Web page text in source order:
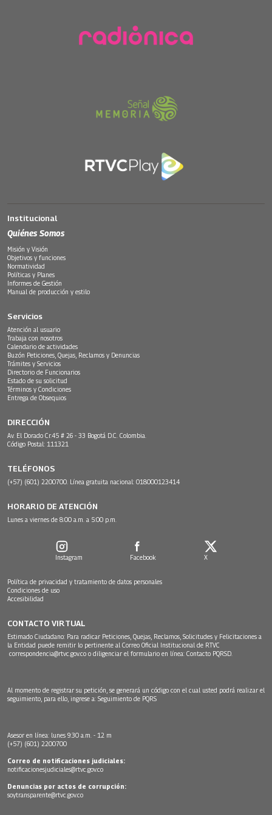
Institucional
Quiénes Somos
Misión y Visión
Objetivos y funciones
Normatividad
Políticas y Planes
Informes de Gestión
Manual de producción y estilo
Servicios
Atención al usuario
Trabaja con nosotros
Calendario de actividades
Buzón Peticiones, Quejas, Reclamos y Denuncias
Trámites y Servicios
Directorio de Funcionarios
Estado de su solicitud
Términos y Condiciones
Entrega de Obsequios
DIRECCIÓN
Av. El Dorado Cr.45 # 26 - 33 Bogotá D.C. Colombia.
Código Postal: 111321
TELÉFONOS
(+57) (601) 2200700. Línea gratuita nacional: 018000123414
HORARIO DE ATENCIÓN
Lunes a viernes de 8:00 a.m. a 5:00 p.m.
Instagram Facebook X
Política de privacidad y tratamiento de datos personales
Condiciones de uso
Accesibilidad
CONTACTO VIRTUAL
Estimado Ciudadano: Para radicar Peticiones, Quejas, Reclamos, Solicitudes y Felicitaciones a
la Entidad puede remitir lo pertinente al Correo Oficial Institucional de RTVC
correspondencia@rtvc.gov.co o diligenciar el formulario en línea: Contacto PQRSD.
Al momento de registrar su petición, se generará un código con el cual usted podrá realizar el
seguimiento, para ello, ingrese a: Seguimiento de PQRS
Asesor en línea: lunes 9:30 a.m. - 12 m
(+57) (601) 2200700
Correo de notificaciones judiciales:
notificacionesjudiciales@rtvc.gov.co
Denuncias por actos de corrupción:
soytransparente@rtvc.gov.co